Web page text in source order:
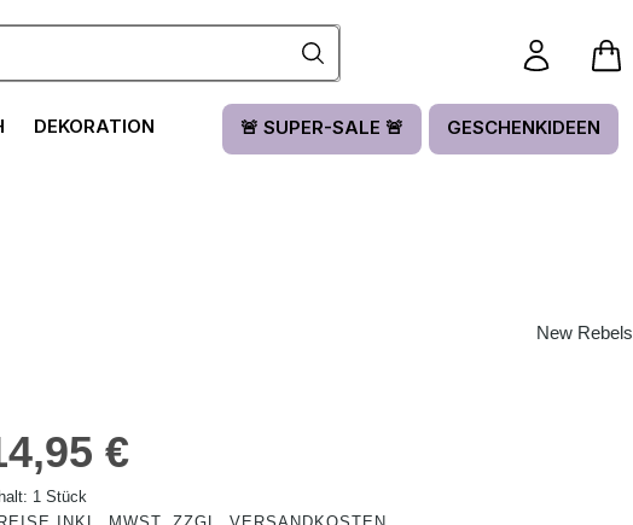
DEKORATION 🚨 SUPER-SALE 🚨 GESCHENKIDEEN
New Rebels
€
1 Stück
INKL. MWST. ZZGL. VERSANDKOSTEN